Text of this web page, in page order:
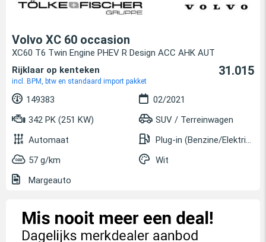
Volvo XC 60 occasion
XC60 T6 Twin Engine PHEV R Design ACC AHK AUT
Rijklaar op kenteken
incl. BPM, btw en standaard import pakket
31.015
149383
02/2021
342 PK (251 KW)
SUV / Terreinwagen
Automaat
Plug-in (Benzine/Elektrisch)
57 g/km
Wit
Margeauto